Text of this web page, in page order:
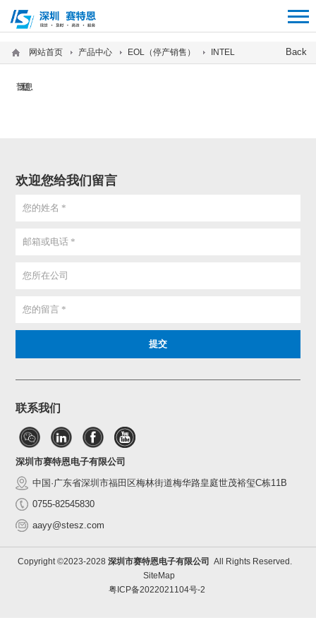
Back
网站首页 产品中心 EOL（停产销售） INTEL
暂无信息
欢迎您给我们留言
联系我们
深圳市赛特恩电子有限公司
中国·广东省深圳市福田区梅林街道梅华路皇庭世茂裕玺C栋11B
0755-82545830
aayy@stesz.com
Copyright ©2023-2028 深圳市赛特恩电子有限公司 All Rights Reserved.
SiteMap
粤ICP备2022021104号-2